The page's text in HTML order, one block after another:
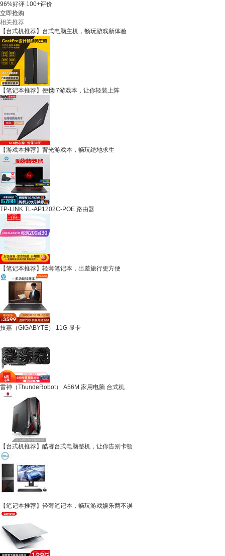
96%好评 100+评价
立即抢购
相关推荐
【台式机推荐】台式电脑主机，畅玩游戏新体验
【笔记本推荐】便携i7游戏本，让你轻装上阵
【游戏本推荐】背光游戏本，畅玩绝地求生
TP-LINK TL-AP1202C-POE 路由器
【笔记本推荐】轻薄笔记本，出差旅行更方便
技嘉（GIGABYTE） 11G 显卡
雷神（ThundeRobot） A56M 家用电脑 台式机
【台式机推荐】酷睿台式电脑整机，让你告别卡顿
【笔记本推荐】轻薄笔记本，畅玩游戏娱乐两不误